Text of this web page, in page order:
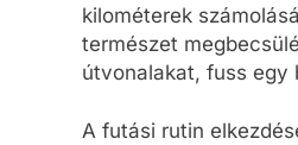
kilométerek
természet
útvonalakat, fuss egy
A futási rutin